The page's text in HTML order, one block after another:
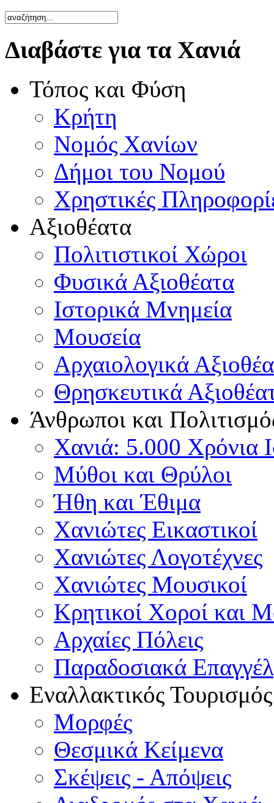
Διαβάστε για τα Χανιά
Τόπος και Φύση
Κρήτη
Νομός Χανίων
Δήμοι του Νομού
Χρηστικές
Αξιοθέατα
Πολιτιστικοί Χώροι
Φυσικά Αξιοθέατα
Ιστορικά Μνημεία
Μουσεία
Αρχαιολογικά
Θρησκευτικά
Άνθρωποι και
Χανιά: 5.000 Χρόνια
Μύθοι και Θρύλοι
Ήθη και Έθιμα
Χανιώτες Εικαστικοί
Χανιώτες Λογοτέχνες
Χανιώτες Μουσικοί
Κρητικοί Χοροί και
Αρχαίες Πόλεις
Παραδοσιακά
Εναλλακτικός Τουρισμός
Μορφές
Θεσμικά Κείμενα
Σκέψεις - Απόψεις